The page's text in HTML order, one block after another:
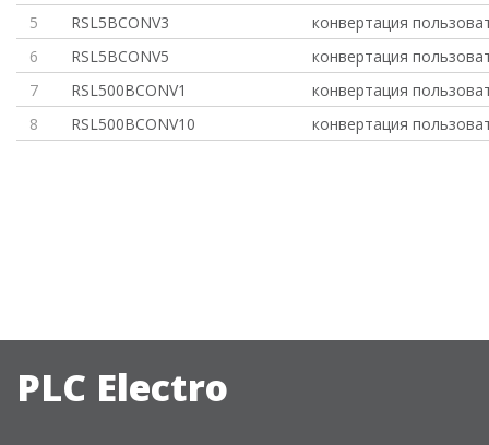
5
RSL5BCONV3
конвертация
6
RSL5BCONV5
конвертация
7
RSL500BCONV1
конвертация
8
RSL500BCONV10 конвертация
PLC Electro